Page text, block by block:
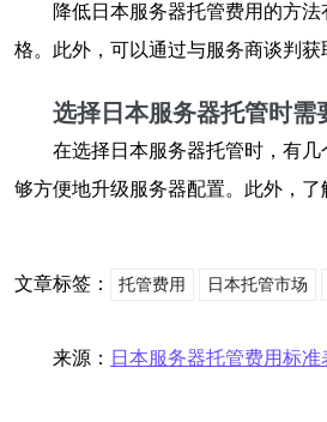
降低日本服务器托管费用的方
格。此外，可以通过与服务商谈判
选择日本服务器托管时需
在选择日本服务器托管时，有
够方便地升级服务器配置。此外，
文章标签： 托管费用 日本托管市场
来源： 日本服务器托管费用标